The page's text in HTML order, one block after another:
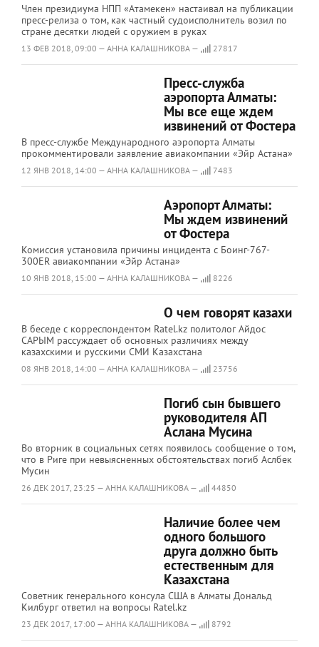
Член президиума НПП «Атамекен» настаивал на публикации
пресс-релиза о том, как частный cудоисполнитель возил по
стране десятки людей с оружием в руках
13 ФЕВ 2018, 09:00 — АННА КАЛАШНИКОВА — 27817
Пресс-служба
аэропорта Алматы:
Мы все еще ждем
извинений от Фостера
В пресс-службе Международного аэропорта Алматы
прокомментировали заявление авиакомпании «Эйр Астана»
12 ЯНВ 2018, 14:00 — АННА КАЛАШНИКОВА — 7483
Аэропорт Алматы:
Мы ждем извинений
от Фостера
Комиссия установила причины инцидента с Боинг-767-
300ER авиакомпании «Эйр Астана»
10 ЯНВ 2018, 15:00 — АННА КАЛАШНИКОВА — 8226
О чем говорят казахи
В беседе с корреспондентом Ratel.kz политолог Айдос
САРЫМ рассуждает об основных различиях между
казахскими и русскими СМИ Казахстана
08 ЯНВ 2018, 14:00 — АННА КАЛАШНИКОВА — 23756
Погиб сын бывшего
руководителя АП
Аслана Мусина
Во вторник в социальных сетях появилось сообщение о том,
что в Риге при невыясненных обстоятельствах погиб Аслбек
Мусин
26 ДЕК 2017, 23:25 — АННА КАЛАШНИКОВА — 44850
Наличие более чем
одного большого
друга должно быть
естественным для
Казахстана
Советник генерального консула США в Алматы Дональд
Килбург ответил на вопросы Ratel.kz
23 ДЕК 2017, 17:00 — АННА КАЛАШНИКОВА — 8792